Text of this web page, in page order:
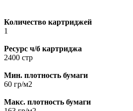
Количество картриджей
1
Ресурс ч/б картриджа
2400 стр
Мин. плотность бумаги
60 гр/м2
Макс. плотность бумаги